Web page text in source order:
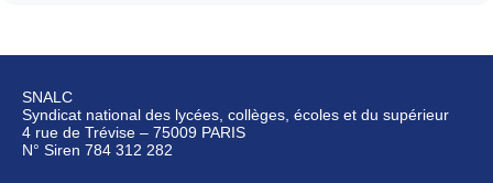
SNALC
Syndicat national des lycées, collèges, écoles et du supérieur
4 rue de Trévise – 75009 PARIS
N° Siren 784 312 282